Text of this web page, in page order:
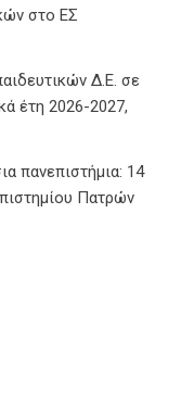
στο ΕΣ
Δ.Ε. σε
έτη 2026-2027,
πανεπιστήμια: 14
Πατρών